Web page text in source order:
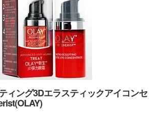
ィング3Dエラスティックアイコンセ